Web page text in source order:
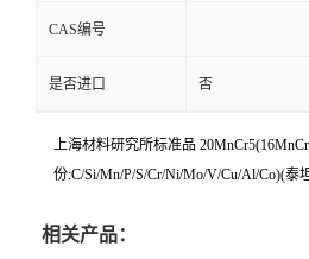
CAS编号
是否进口 否
上海材料研究所标准品
份:C/Si/Mn/P/S/Cr/Ni/Mo/V/Cu/Al/Co)(泰
相关产品：